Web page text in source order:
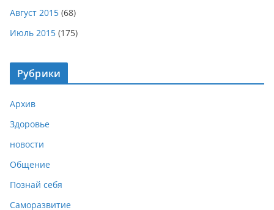
Август 2015 (68)
Июль 2015 (175)
Рубрики
Архив
Здоровье
новости
Общение
Познай себя
Саморазвитие